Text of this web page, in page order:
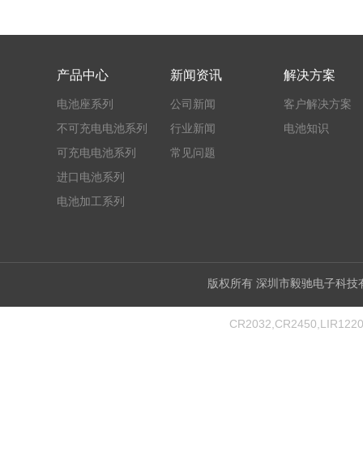
产品中心
电池座系列
不可充电电池系列
可充电电池系列
进口电池系列
电池加工系列
新闻资讯
公司新闻
行业新闻
常见问题
解决方案
客户解决方案
电池知识
版权所有 深圳市毅驰电子